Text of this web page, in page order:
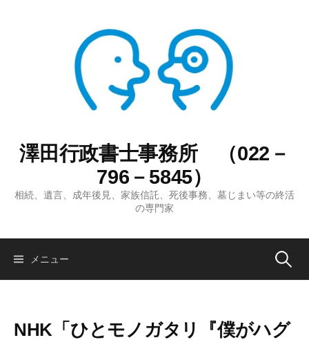
澤田行政書士事務所 （022－
796－5845）
相続、遺言、成年後見、家族信託、死後事務、墓じまい等の終活
の専門家
メニュー 検
NHK「ひとモノガタリ『僕がハグ